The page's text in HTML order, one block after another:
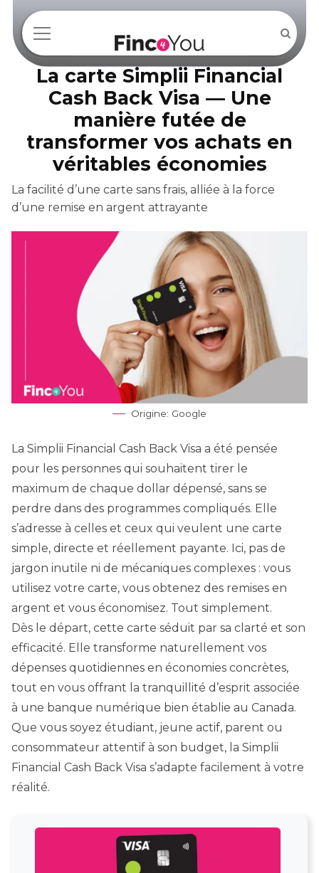
La carte Simplii Financial
Cash Back Visa — Une
manière futée de
transformer vos achats en
véritables économies
La facilité d’une carte sans frais, alliée à la force
d’une remise en argent attrayante
Origine: Google
La Simplii Financial Cash Back Visa a été pensée
pour les personnes qui souhaitent tirer le
maximum de chaque dollar dépensé, sans se
perdre dans des programmes compliqués. Elle
s’adresse à celles et ceux qui veulent une carte
simple, directe et réellement payante. Ici, pas de
jargon inutile ni de mécaniques complexes : vous
utilisez votre carte, vous obtenez des remises en
argent et vous économisez. Tout simplement.
Dès le départ, cette carte séduit par sa clarté et son
efficacité. Elle transforme naturellement vos
dépenses quotidiennes en économies concrètes,
tout en vous offrant la tranquillité d’esprit associée
à une banque numérique bien établie au Canada.
Que vous soyez étudiant, jeune actif, parent ou
consommateur attentif à son budget, la Simplii
Financial Cash Back Visa s’adapte facilement à votre
réalité.